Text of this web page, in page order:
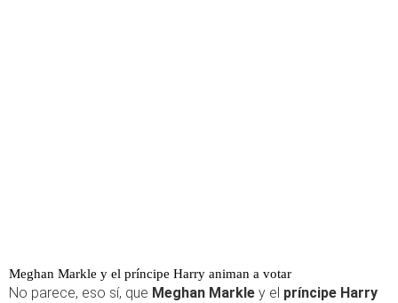
Meghan Markle y el príncipe Harry animan a votar
No parece, eso sí, que Meghan Markle y el príncipe Harry